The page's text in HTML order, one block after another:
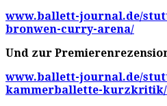
www.ballett-journal.de/
bronwen-curry-arena/
Und zur
www.ballett-journal.de/
kammerballette-kurzkritik/